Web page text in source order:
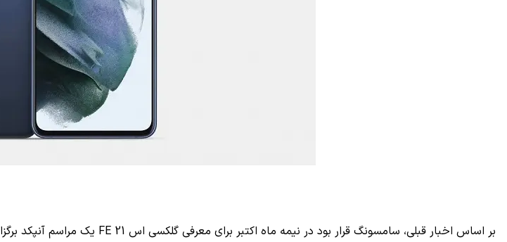
بر اساس اخبار قبلی، سامسونگ قرار بود در نیمه ماه اکتبر برای معرفی گلکسی اس 21 FE یک مراسم آنپکد